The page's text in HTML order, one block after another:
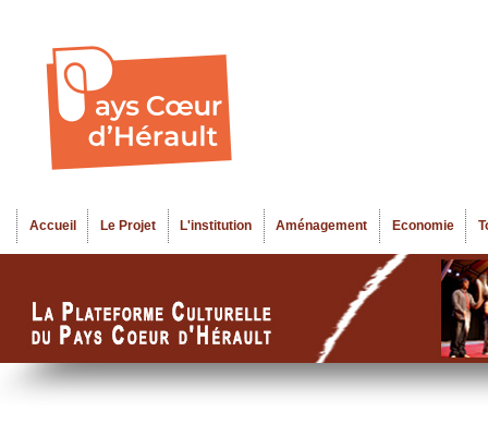
Menu principal
Accueil Le Projet L'institution Aménagement Economie